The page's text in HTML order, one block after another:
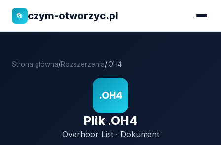
📂 czym-otworzyc.pl
Strona główna/Rozszerzenia/.OH4
.OH4
Plik .OH4
Overhoor List · Dokument